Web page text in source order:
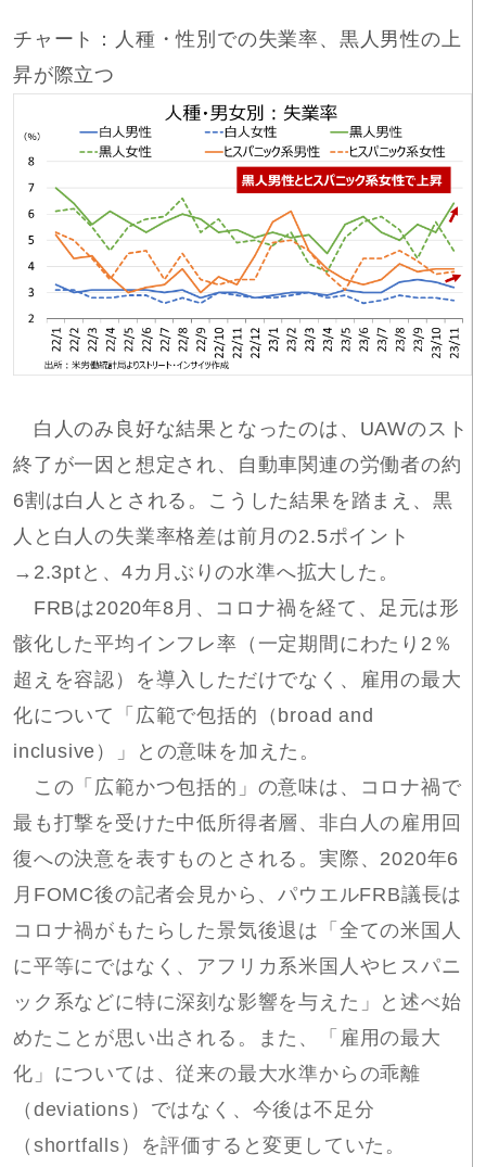
チャート：人種・性別での失業率、黒人男性の上
昇が際立つ
白人のみ良好な結果となったのは、UAWのスト
終了が一因と想定され、自動車関連の労働者の約
6割は白人とされる。こうした結果を踏まえ、黒
人と白人の失業率格差は前月の2.5ポイント
→2.3ptと、4カ月ぶりの水準へ拡大した。
FRBは2020年8月、コロナ禍を経て、足元は形
骸化した平均インフレ率（一定期間にわたり2％
超えを容認）を導入しただけでなく、雇用の最大
化について「広範で包括的（broad and
inclusive）」との意味を加えた。
この「広範かつ包括的」の意味は、コロナ禍で
最も打撃を受けた中低所得者層、非白人の雇用回
復への決意を表すものとされる。実際、2020年6
月FOMC後の記者会見から、パウエルFRB議長は
コロナ禍がもたらした景気後退は「全ての米国人
に平等にではなく、アフリカ系米国人やヒスパニ
ック系などに特に深刻な影響を与えた」と述べ始
めたことが思い出される。また、「雇用の最大
化」については、従来の最大水準からの乖離
（deviations）ではなく、今後は不足分
（shortfalls）を評価すると変更していた。